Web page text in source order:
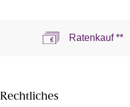
Ratenkauf **
Rechtliches